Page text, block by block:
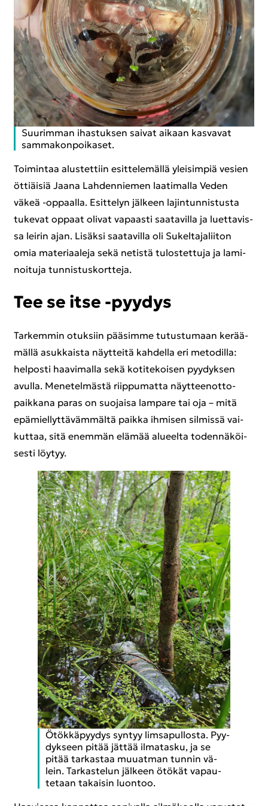
Suu­rim­man ihas­tuk­sen sai­vat ai­kaan kas­va­vat
sam­ma­kon­poi­ka­set.
Toi­min­taa alus­tet­tiin esit­te­le­mäl­lä ylei­sim­piä ve­sien
öt­tiäi­siä Jaana Lah­den­nie­men laa­ti­mal­la Veden
väkeä -​oppaalla. Esit­te­lyn jäl­keen la­jin­tun­nis­tus­ta
tu­ke­vat op­paat oli­vat va­paas­ti saa­ta­vil­la ja luet­ta­vis­
sa lei­rin ajan. Li­säk­si saa­ta­vil­la oli Su­kel­ta­ja­lii­ton
omia ma­te­ri­aa­le­ja sekä ne­tis­tä tu­los­tet­tu­ja ja la­mi­
noi­tu­ja tun­nis­tus­kort­te­ja.
Tee se itse -​pyydys
Tar­kem­min otuk­siin pää­sim­me tu­tus­tu­maan ke­rää­
mäl­lä asuk­kais­ta näyt­tei­tä kah­del­la eri me­to­dil­la:
hel­pos­ti haa­vi­mal­la sekä ko­ti­te­koi­sen pyy­dyk­sen
avul­la. Me­ne­tel­mäs­tä riip­pu­mat­ta näyt­teen­ot­to­
paik­ka­na paras on suo­jai­sa lam­pa­re tai oja – mitä
epä­miel­lyt­tä­väm­mäl­tä paik­ka ih­mi­sen sil­mis­sä vai­
kut­taa, sitä enem­män elä­mää alu­eel­ta to­den­nä­köi­
ses­ti löy­tyy.
Ötök­kä­pyy­dys syn­tyy lims­a­pul­los­ta. Pyy­
dyk­seen pitää jät­tää il­ma­tas­ku, ja se
pitää tar­kas­taa muu­at­man tun­nin vä­
lein. Tar­kas­te­lun jäl­keen ötö­kät va­pau­
te­taan ta­kai­sin luon­too.